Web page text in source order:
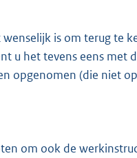
is om terug te
u het tevens eens
opgenomen (die niet
om ook de